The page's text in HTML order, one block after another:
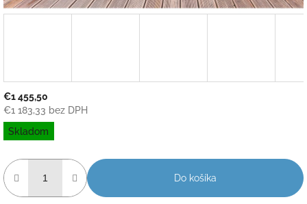
€1 455,50
€1 183,33 bez DPH
Jednotková
cena:
Skladom
Do košíka